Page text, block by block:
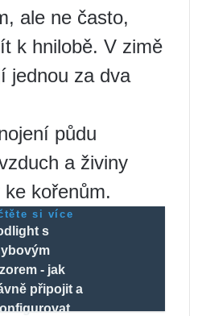
ale ne často,
k hnilobě. V zimě
jednou za dva
půdu
a živiny
kořenům.
si více
s
- jak
připojit a